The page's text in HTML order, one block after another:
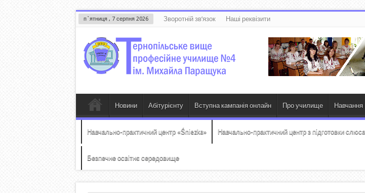
п`ятниця , 7 серпня 2026 Зворотній зв’язок Наші реквізити
Новини Абітурієнту Вступна кампанія онлайн Про училище Навчання
Навчально-практичний центр «Śniezka» Навчально-практичний центр з підготовки
Безпечне освітнє середовище